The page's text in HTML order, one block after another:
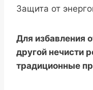
Защита от
Для избавления
другой нечисти
традиционные